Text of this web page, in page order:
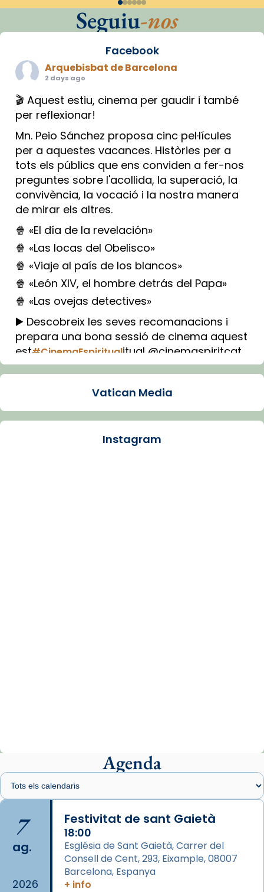
Seguiu-nos
Facebook
Arquebisbat de Barcelona
2 days ago
🎬 Aquest estiu, cinema per gaudir i també
per reflexionar!
Mn. Peio Sánchez proposa cinc pel·lícules
per a aquestes vacances. Històries per a
tots els públics que ens conviden a fer-nos
preguntes sobre l'acollida, la superació, la
convivència, la vocació i la nostra manera
de mirar els altres.
🍿 «El día de la revelación»
🍿 «Las locas del Obelisco»
🍿 «Viaje al país de los blancos»
🍿 «León XIV, el hombre detrás del Papa»
🍿 «Las ovejas detectives»
▶️ Descobreix les seves recomanacions i
prepara una bona sessió de cinema aquest
est#CinemaEspiritualitual @cinemaspiritcat
Imatge: Generada amb IA (OpenAI)
Arquebisbat de Barcelona
presidit aquest 27 de juliol la missa de Les
Santes de Mataró.
🔗
📸 J. Merino
Photo
View on Facebook · Share
Arquebisbat de Barcelona
Vatican Media
Instagram
Agenda
7
ag.
2026
Festivitat de sant Gaietà
18:00
Església de Sant Gaietà, Carrer del
Consell de Cent, 293, Eixample, 08007
Barcelona, Espanya
+ info